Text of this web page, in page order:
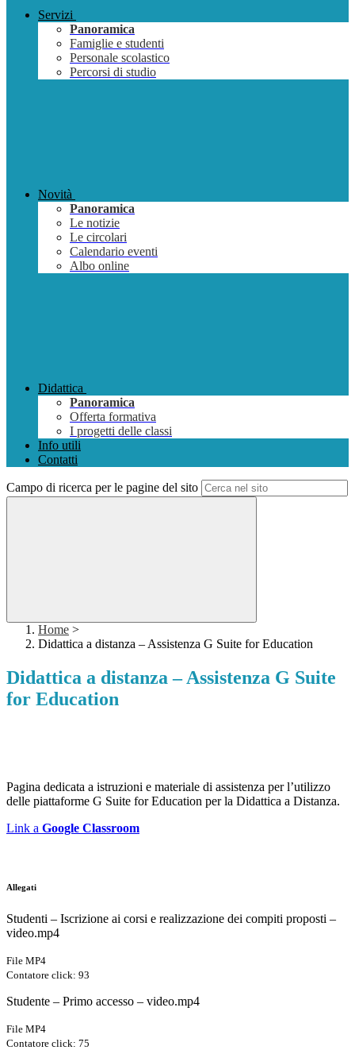
Servizi
Panoramica
Famiglie e studenti
Personale scolastico
Percorsi di studio
Novità
Panoramica
Le notizie
Le circolari
Calendario eventi
Albo online
Didattica
Panoramica
Offerta formativa
I progetti delle classi
Info utili
Contatti
Campo di ricerca per le pagine del sito
Home >
Didattica a distanza – Assistenza G Suite for Education
Didattica a distanza – Assistenza G Suite
for Education
Pagina dedicata a istruzioni e materiale di assistenza per l’utilizzo
delle piattaforme G Suite for Education per la Didattica a Distanza.
Link a Google Classroom
Allegati
Studenti – Iscrizione ai corsi e realizzazione dei compiti proposti –
video.mp4
File MP4
Contatore click: 93
Studente – Primo accesso – video.mp4
File MP4
Contatore click: 75